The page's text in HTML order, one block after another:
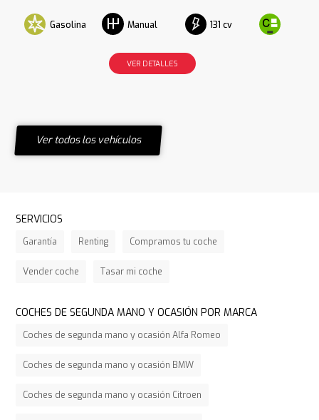
Gasolina Manual 131 cv
VER DETALLES
Ver todos los vehículos
SERVICIOS
Garantía Renting Compramos tu coche
Vender coche Tasar mi coche
COCHES DE SEGUNDA MANO Y OCASIÓN POR MARCA
Coches de segunda mano y ocasión Alfa Romeo
Coches de segunda mano y ocasión BMW
Coches de segunda mano y ocasión Citroen